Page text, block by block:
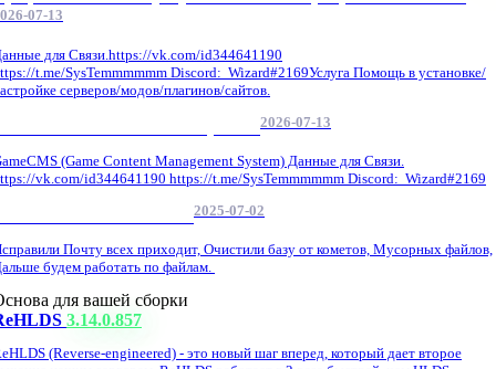
07-13
для Связи.https://vk.com/id344641190
t.me/SysTemmmmmm Discord: Wizard#2169Услуга Помощь в установке/
серверов/модов/плагинов/сайтов.
2026-07-13
(Game Content Management System) Данные для Связи.
vk.com/id344641190 https://t.me/SysTemmmmmm Discord: Wizard#2169
2025-07-02
Почту всех приходит, Очистили базу от кометов, Мусорных файлов,
будем работать по файлам.
для вашей сборки
3.14.0.857
(Reverse-engineered) - это новый шаг вперед, который дает второе